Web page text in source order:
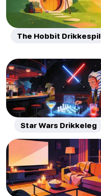
The Hobbit Drikkespil
Star Wars Drikkeleg